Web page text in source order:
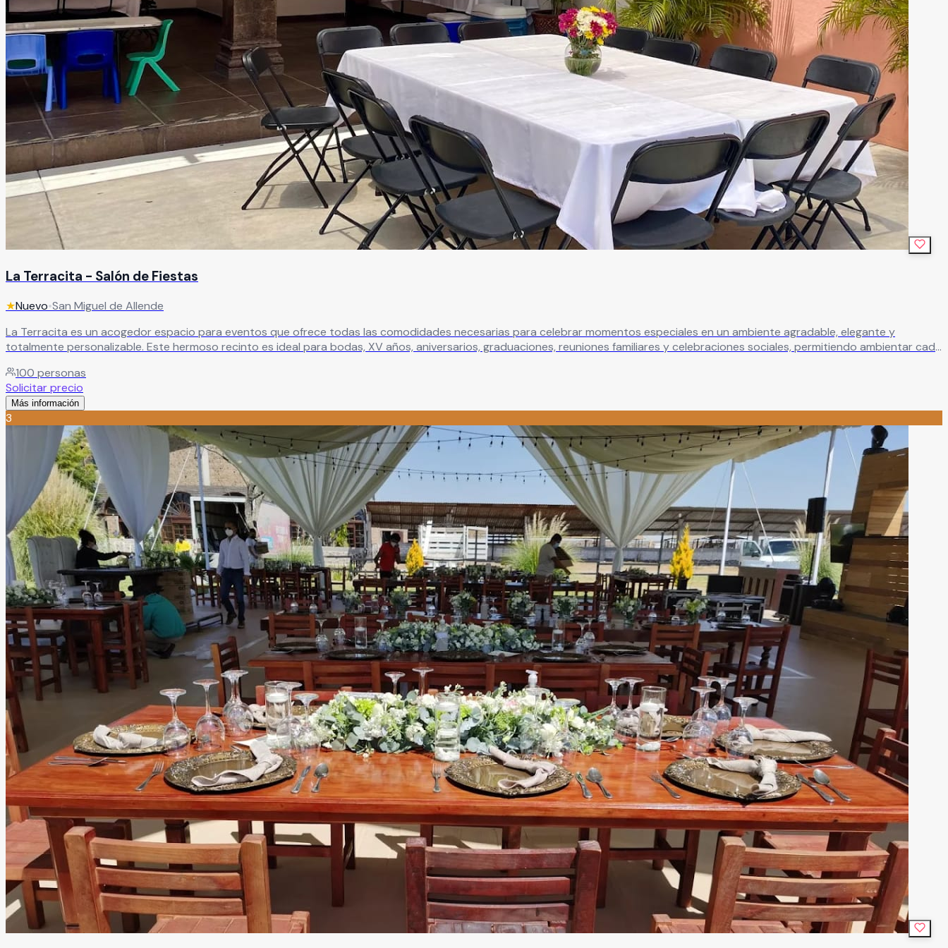
La Terracita - Salón de Fiestas
★Nuevo•San Miguel de Allende
La Terracita es un acogedor espacio para eventos que ofrece todas las comodidades necesarias para celebrar momentos especiales en un ambiente agradable, elegante y
totalmente personalizable. Este hermoso recinto es ideal para bodas, XV años, aniversarios, graduaciones, reuniones familiares y celebraciones sociales, permitiendo ambientar cada
100 personas
Solicitar precio
Más información
3